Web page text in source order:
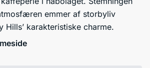
emmer af storbyliv
Hills’ karakteristiske charme.